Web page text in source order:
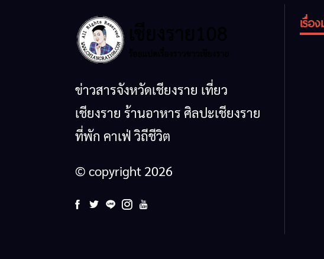
ข่าวสารจังหวัดเชียงราย เที่ยว
เชียงราย ร้านอาหาร ศิลปะเชียงราย
ที่พัก คาเฟ่ วิถีชีวิต
© copyright 2026
เรื่อ